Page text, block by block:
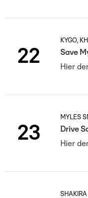
22
KYGO,
Save
Hier
23
MYLES
Drive
Hier
SHAKIRA